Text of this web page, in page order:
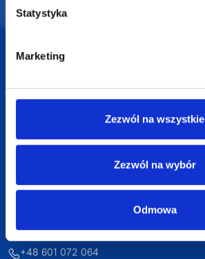
Statystyka
Marketing
Zezwól na wszystkie
Zezwól na wybór
Odmowa
SUPERGADŻET.com
JAKUB LIEBELT
62-586 Rzgów
KONTAKT
+48 601 072 064